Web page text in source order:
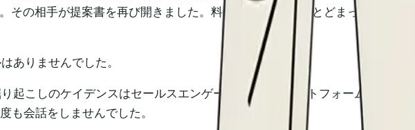
その相手が提案書を再び開きました。料金ページに4分間とどまっていまし
ありませんでした。
起こしのケイデンスはセールスエンゲージメントプラットフォームの中に
も会話をしませんでした。